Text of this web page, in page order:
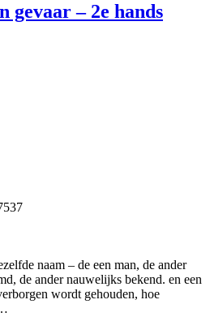
gevaar – 2e hands
naam – de een man, de ander
de ander nauwelijks bekend. en een
wordt gehouden, hoe